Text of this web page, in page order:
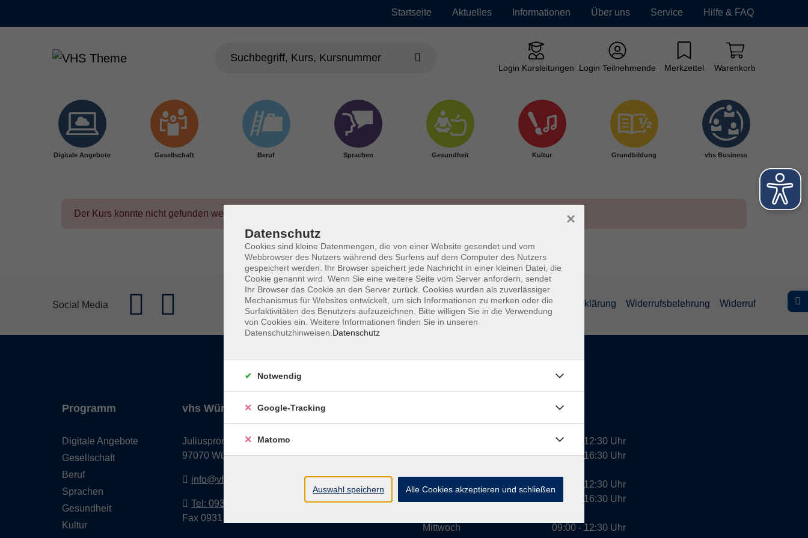
Startseite Aktuelles Informationen Über uns Service Hilfe & FAQ
Login Kursleitungen Login Teilnehmende Merkzettel Warenkorb
Digitale Angebote Gesellschaft Beruf Sprachen Gesundheit Kultur Grundbildung vhs Business
Der Kurs konnte nicht gefunden werden.
Social Media Impressum AGBs Datenschutzerklärung Barrierefreiheitserklärung Widerrufsbelehrung Widerruf
Programm
Digitale Angebote
Gesellschaft
Beruf
Sprachen
Gesundheit
Kultur
vhs Würzburg & Umgebung e. V.
Juliuspromenade 68
97070 Würzburg
info@vhs-wuerzburg.de
Tel: 0931 35593 0
Fax 0931 35593-20
Dienstag
Mittwoch
09:00 - 12:30 Uhr
13:00 - 16:30 Uhr
10:00 - 12:30 Uhr
13:00 - 16:30 Uhr
09:00 - 12:30 Uhr
Datenschutz
Cookies sind kleine Datenmengen, die von einer Website gesendet und vom
Webbrowser des Nutzers während des Surfens auf dem Computer des Nutzers
gespeichert werden. Ihr Browser speichert jede Nachricht in einer kleinen Datei, die
Cookie genannt wird. Wenn Sie eine weitere Seite vom Server anfordern, sendet
Ihr Browser das Cookie an den Server zurück. Cookies wurden als zuverlässiger
Mechanismus für Websites entwickelt, um sich Informationen zu merken oder die
Surfaktivitäten des Benutzers aufzuzeichnen. Bitte willigen Sie in die Verwendung
von Cookies ein. Weitere Informationen finden Sie in unseren
Datenschutzhinweisen. Datenschutz
×
Notwendig
Google-Tracking
Matomo
Auswahl speichern Alle Cookies akzeptieren und schließen